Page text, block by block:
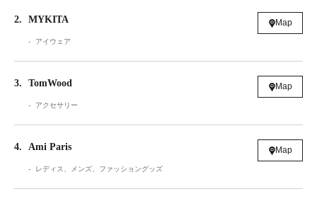
2 MYKITA
アイウェア
Map
3 TomWood
アクセサリー
Map
4 Ami Paris
レディス、メンズ、ファッショングッズ
Map